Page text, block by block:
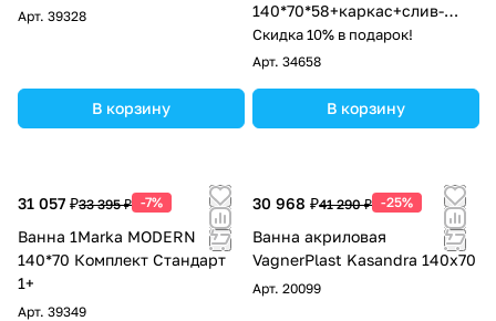
Арт. 39328
В корзину
140*70*58+каркас+слив-
перелив+фронтальная
панель
Скидка 10% в подарок!
Арт. 34658
В корзину
31 057 ₽33 395 ₽ -7%
Ванна 1Marka MODERN
140*70 Комплект Стандарт
1+
Арт. 39349
30 968 ₽41 290 ₽ -25%
Ванна акриловая
VagnerPlast Kasandra 140x70
Арт. 20099